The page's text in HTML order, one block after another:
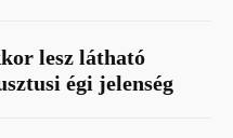
lesz látható
égi jelenség